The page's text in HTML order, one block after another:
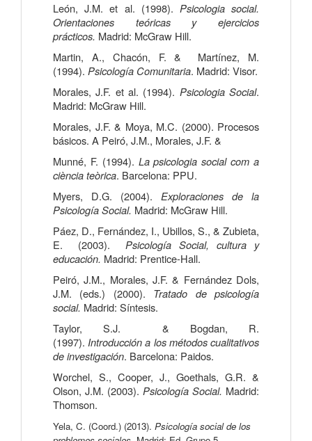
León, J.M. et al. (1998). Psicologia social.
Orientaciones teóricas y ejercicios
prácticos. Madrid: McGraw Hill.
Martin, A., Chacón, F. & Martínez, M.
(1994). Psicología Comunitaria. Madrid: Visor.
Morales, J.F. et al. (1994). Psicologia Social.
Madrid: McGraw Hill.
Morales, J.F. & Moya, M.C. (2000). Procesos
básicos. A Peiró, J.M., Morales, J.F. &
Munné, F. (1994). La psicologia social com a
ciència teòrica. Barcelona: PPU.
Myers, D.G. (2004). Exploraciones de la
Psicología Social. Madrid: McGraw Hill.
Páez, D., Fernández, I., Ubillos, S., & Zubieta,
E. (2003). Psicología Social, cultura y
educación. Madrid: Prentice-Hall.
Peiró, J.M., Morales, J.F. & Fernández Dols,
J.M. (eds.) (2000). Tratado de psicología
social. Madrid: Síntesis.
Taylor, S.J. & Bogdan, R.
(1997).Introducción a los métodos cualitativos
de investigación. Barcelona: Paidos.
Worchel, S., Cooper, J., Goethals, G.R. &
Olson, J.M. (2003). Psicología Social. Madrid:
Thomson.
Yela, C. (Coord.) (2013). Psicología social de los